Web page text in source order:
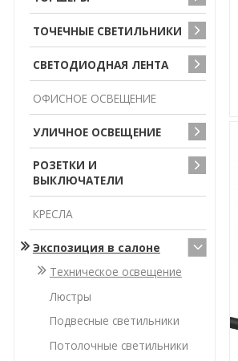
ТОЧЕЧНЫE СВЕТИЛЬНИКИ
СВЕТОДИОДНАЯ ЛЕНТА
ОФИСНОЕ ОСВЕЩЕНИЕ
УЛИЧНОЕ ОСВЕЩЕНИЕ
РОЗЕТКИ И
ВЫКЛЮЧАТЕЛИ
КРЕСЛА
Экспозиция в салоне
Техническое освещение
Люстры
Подвесные светильники
Потолочные светильники